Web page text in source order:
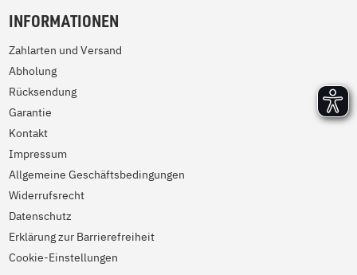
INFORMATIONEN
Zahlarten und Versand
Abholung
Rücksendung
Garantie
Kontakt
Impressum
Allgemeine Geschäftsbedingungen
Widerrufsrecht
Datenschutz
Erklärung zur Barrierefreiheit
Cookie-Einstellungen